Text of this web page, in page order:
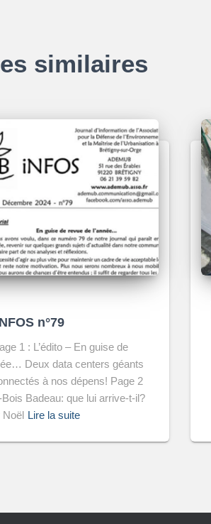
similaires
n°79
1 : L’édito – En guise de
Deux data centers géants
à nos dépens! Page 2
Badeau: que lui arrive-t-il?
Noël Lire la suite